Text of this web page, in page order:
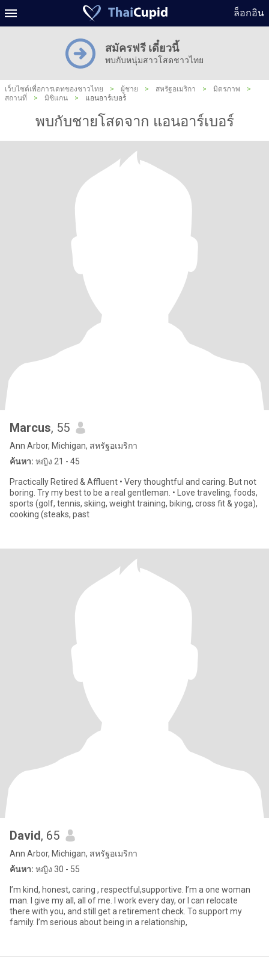
ล็อกอิน
สมัครฟรี เดี๋ยวนี้
พบกับหนุ่มสาวโสดชาวไทย
เว็บไซต์เพื่อการเดทของชาวไทย > ผู้ชาย > สหรัฐอเมริกา > มิตรภาพ
>
สถานที่
> มิชิแกน > แอนอาร์เบอร์
พบกับชายโสดจาก แอนอาร์เบอร์
Marcus, 55
Ann Arbor, Michigan, สหรัฐอเมริกา
ค้นหา: หญิง 21 - 45
Practically Retired & Affluent • Very thoughtful and caring. But not
boring. Try my best to be a real gentleman. • Love traveling, foods,
sports (golf, tennis, skiing, weight training, biking, cross fit & yoga),
cooking (steaks, past
David, 65
Ann Arbor, Michigan, สหรัฐอเมริกา
ค้นหา: หญิง 30 - 55
I’m kind, honest, caring , respectful,supportive. I’m a one woman
man. I give my all, all of me. I work every day, or I can relocate
there with you, and still get a retirement check. To support my
family. I’m serious about being in a relationship,